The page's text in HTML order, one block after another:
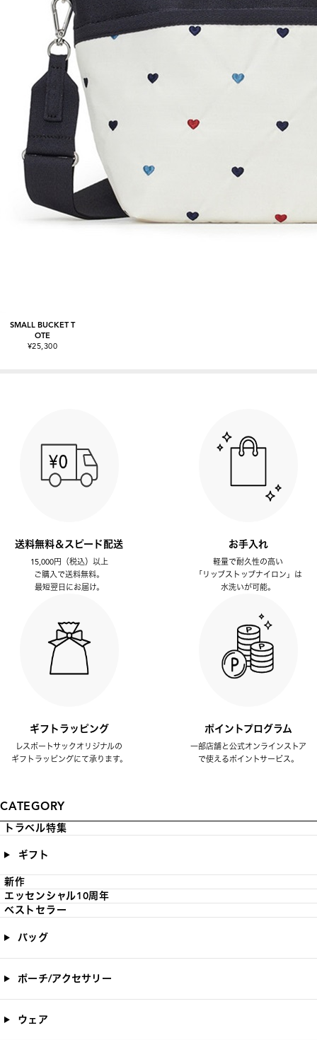
SMALL BUCKET T
OTE
¥25,300
送料無料＆スピード配送
15,000円（税込）以上
ご購入で送料無料。
最短翌日にお届け。
お手入れ
軽量で耐久性の高い
「リップストップナイロン」は
水洗いが可能。
ギフトラッピング
レスポートサックオリジナルの
ギフトラッピングにて承ります。
ポイントプログラム
一部店舗と公式オンラインストア
で使えるポイントサービス。
CATEGORY
トラベル特集
ギフト
新作
エッセンシャル10周年
ベストセラー
バッグ
ポーチ/アクセサリー
ウェア